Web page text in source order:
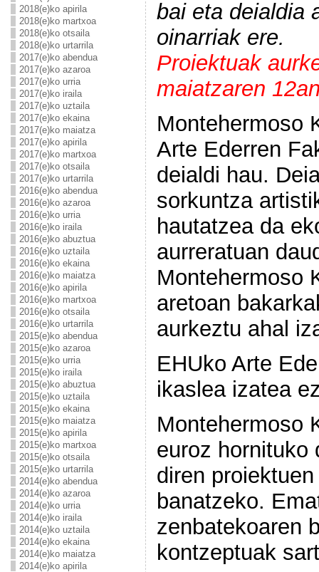
2018(e)ko apirila
2018(e)ko martxoa
2018(e)ko otsaila
2018(e)ko urtarrila
2017(e)ko abendua
2017(e)ko azaroa
2017(e)ko urria
2017(e)ko iraila
2017(e)ko uztaila
2017(e)ko ekaina
2017(e)ko maiatza
2017(e)ko apirila
2017(e)ko martxoa
2017(e)ko otsaila
2017(e)ko urtarrila
2016(e)ko abendua
2016(e)ko azaroa
2016(e)ko urria
2016(e)ko iraila
2016(e)ko abuztua
2016(e)ko uztaila
2016(e)ko ekaina
2016(e)ko maiatza
2016(e)ko apirila
2016(e)ko martxoa
2016(e)ko otsaila
2016(e)ko urtarrila
2015(e)ko abendua
2015(e)ko azaroa
2015(e)ko urria
2015(e)ko iraila
2015(e)ko abuztua
2015(e)ko uztaila
2015(e)ko ekaina
2015(e)ko maiatza
2015(e)ko apirila
2015(e)ko martxoa
2015(e)ko otsaila
2015(e)ko urtarrila
2014(e)ko abendua
2014(e)ko azaroa
2014(e)ko urria
2014(e)ko iraila
2014(e)ko uztaila
2014(e)ko ekaina
2014(e)ko maiatza
2014(e)ko apirila
bai eta deialdia
oinarriak ere.
Proiektuak
maiatzaren
Montehermoso
Arte Ederren
deialdi hau.
sorkuntza
hautatzea da
aurreratuan
Montehermoso
aretoan
aurkeztu ahal
EHUko Arte
ikaslea izatea
Montehermoso
euroz hornituko
diren
banatzeko.
zenbatekoaren
kontzeptuak